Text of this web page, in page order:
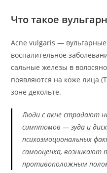
Что такое
Acne vulgaris — вульгарные
воспалительное
сальные железы в
появляются на коже лица
зоне декольте.
Люди с акне страдают
симптомов — зуда и
психоэмоциональных
самооценка, возникают
противоположным